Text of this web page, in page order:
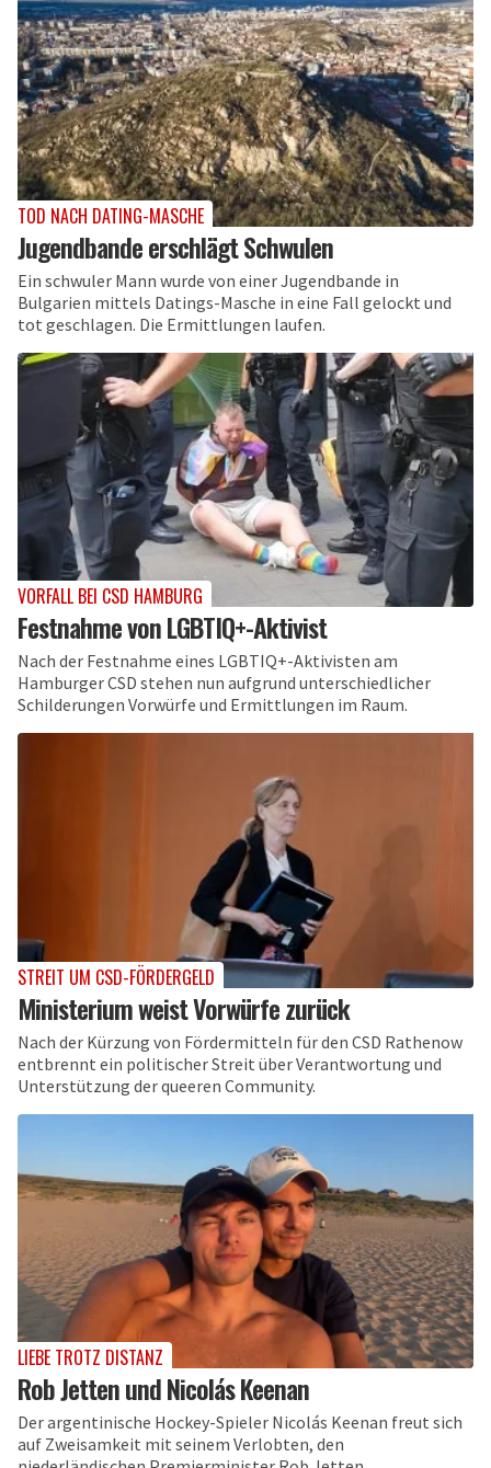
TOD NACH DATING-MASCHE
Jugendbande erschlägt Schwulen
Ein schwuler Mann wurde von einer Jugendbande in
Bulgarien mittels Datings-Masche in eine Fall gelockt und
tot geschlagen. Die Ermittlungen laufen.
VORFALL BEI CSD HAMBURG
Festnahme von LGBTIQ+-Aktivist
Nach der Festnahme eines LGBTIQ+-Aktivisten am
Hamburger CSD stehen nun aufgrund unterschiedlicher
Schilderungen Vorwürfe und Ermittlungen im Raum.
STREIT UM CSD-FÖRDERGELD
Ministerium weist Vorwürfe zurück
Nach der Kürzung von Fördermitteln für den CSD Rathenow
entbrennt ein politischer Streit über Verantwortung und
Unterstützung der queeren Community.
LIEBE TROTZ DISTANZ
Rob Jetten und Nicolás Keenan
Der argentinische Hockey-Spieler Nicolás Keenan freut sich
auf Zweisamkeit mit seinem Verlobten, den